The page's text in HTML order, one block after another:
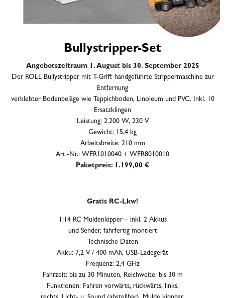
Bullystripper-Set
Angebotszeitraum 1. August bis 30. September 2025
Der ROLL Bullystripper mit T-Griff: handgeführte Strippermaschine zur
Entfernung
verklebter Bodenbeläge wie Teppichboden, Linoleum und PVC. Inkl. 10
Ersatzklingen
Leistung: 2.200 W, 230 V
Gewicht: 15,4 kg
Arbeitsbreite: 210 mm
Art.-Nr.: WER1010040 + WER8010010
Paketpreis: 1.199,00 €
Gratis RC-Lkw!
1:14 RC Muldenkipper – inkl. 2 Akkus
und Sender, fahrfertig montiert
Technische Daten
Akku: 7,2 V / 400 mAh, USB-Ladegerät
Frequenz: 2,4 GHz
Fahrzeit: bis zu 30 Minuten, Reichweite: bis 30 m
Funktionen: Fahren vorwärts, rückwärts, links,